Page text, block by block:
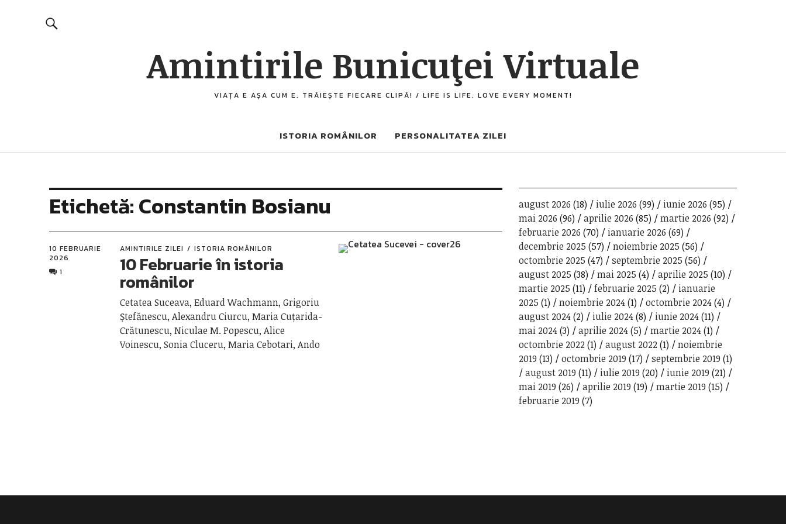
Amintirile Bunicuţei Virtuale
VIAȚA E AȘA CUM E, TRĂIEȘTE FIECARE CLIPĂ! / LIFE IS LIFE, LOVE EVERY MOMENT!
ISTORIA ROMÂNILOR PERSONALITATEA ZILEI
Etichetă:Constantin Bosianu
10 FEBRUARIE
2026
1
AMINTIRILE ZILEI ISTORIA ROMÂNILOR
10 Februarie în istoria
românilor
Cetatea Suceava, Eduard Wachmann, Grigoriu
Ștefănescu, Alexandru Ciurcu, Maria Cuțarida-
Crătunescu, Niculae M. Popescu, Alice
Voinescu, Sonia Cluceru, Maria Cebotari, Ando
august 2026 (18) iulie 2026 (99) iunie 2026 (95)
mai 2026 (96) aprilie 2026 (85) martie 2026 (92)
februarie 2026 (70) ianuarie 2026 (69)
decembrie 2025 (57) noiembrie 2025 (56)
octombrie 2025 (47) septembrie 2025 (56)
august 2025 (38) mai 2025 (4) aprilie 2025 (10)
martie 2025 (11) februarie 2025 (2)
ianuarie
2025 (1) noiembrie 2024(1) octombrie 2024(4)
august 2024(2) iulie 2024(8) iunie 2024(11)
mai 2024(3) aprilie 2024(5) martie 2024(1)
octombrie 2022(1) august 2022(1)
noiembrie
2019 (13) octombrie 2019 (17) septembrie 2019 (1)
august 2019 (11) iulie 2019 (20) iunie 2019 (21)
mai 2019 (26) aprilie 2019 (19) martie 2019 (15)
februarie 2019 (7)